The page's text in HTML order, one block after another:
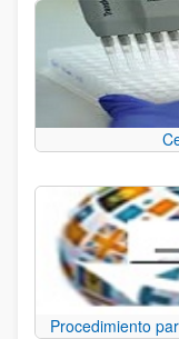
Procedimiento